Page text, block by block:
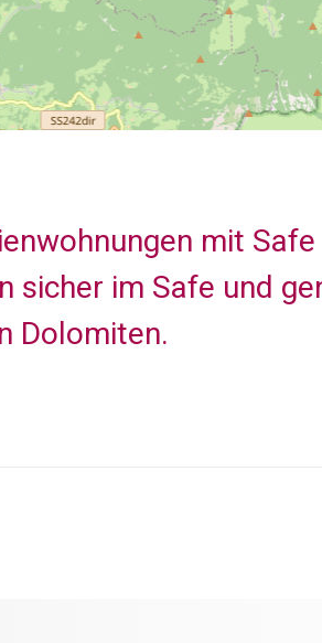
mit
sicher im Safe und
Dolomiten.